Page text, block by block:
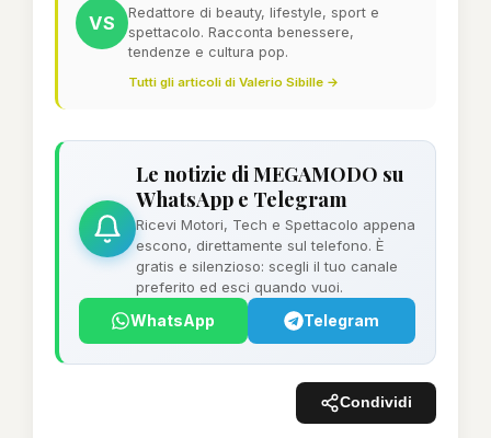
VS
Redattore di beauty, lifestyle, sport e
spettacolo. Racconta benessere,
tendenze e cultura pop.
Tutti gli articoli di Valerio Sibille →
Le notizie di MEGAMODO su
WhatsApp e Telegram
Ricevi Motori, Tech e Spettacolo appena
escono, direttamente sul telefono. È
gratis e silenzioso: scegli il tuo canale
preferito ed esci quando vuoi.
WhatsApp Telegram
Condividi